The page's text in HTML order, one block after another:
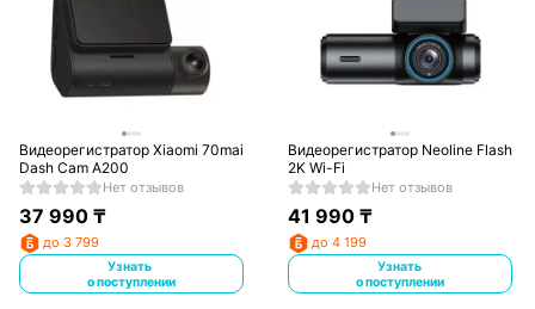
Видеорегистратор Xiaomi 70mai
Dash Cam A200
Нет отзывов
37 990₸
до 3 799
Узнать
о поступлении
Видеорегистратор Neoline Flash
2K Wi-Fi
Нет отзывов
41 990 ₸
до 4 199
Узнать
о поступлении